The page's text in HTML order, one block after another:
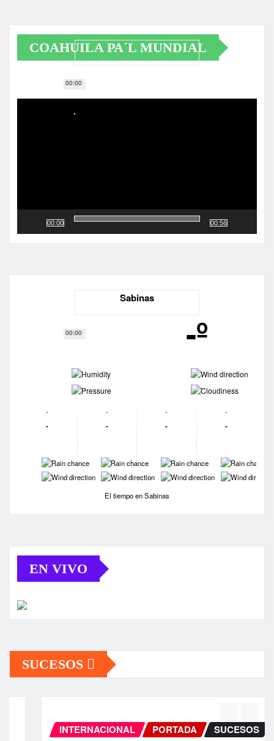
00:00
COAHUILA PA´L MUNDIAL
Reproductor
00:00
00:00
00:56
Sabinas
-º
-
-
-
-
-
-
-
-
-
-
-
-
-
-
-
-
-
-
-
-
El tiempo en Sabinas
EN VIVO
SUCESOS
INTERNACIONAL PORTADA SUCESOS